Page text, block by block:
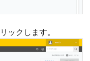
ックします。